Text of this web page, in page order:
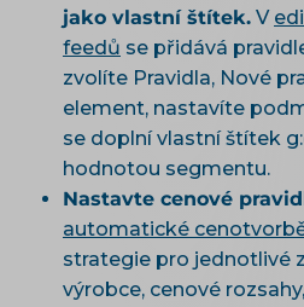
jako vlastní štítek. V
feedů se přidává
zvolíte Pravidla, Nové
element, nastavíte
se doplní vlastní štítek
hodnotou segmentu.
Nastavte cenové
automatické
strategie pro jednotlivé
výrobce, cenové